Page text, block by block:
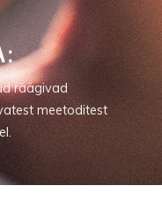
räägivad
meetoditest